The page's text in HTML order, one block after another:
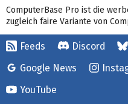
ComputerBase Pro ist die
zugleich faire Variante von
Feeds Discord
Google News
YouTube